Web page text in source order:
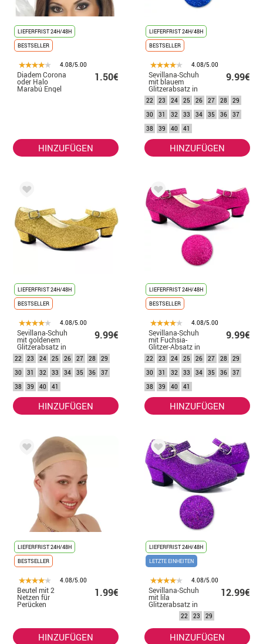
LIEFERFRIST 24H/48H
BESTSELLER
4.08/5.00
Diadem Corona
oder Halo
Marabú Engel
Karneval und
1.50€
HINZUFÜGEN
LIEFERFRIST 24H/48H
BESTSELLER
4.08/5.00
Sevillana-Schuh
mit blauem
Glitzerabsatz in
den Nummern 22
bis 41
9.99€
22 23 24 25 26 27 28
29
30
31 32 33 34 35 36
37
38
39 40 41
HINZUFÜGEN
LIEFERFRIST 24H/48H
BESTSELLER
4.08/5.00
Sevillana-Schuh
mit goldenem
Glitzerabsatz in
den Nummern 22
bis 41
9.99€
22 23 24 25 26 27 28
29
30
31 32 33 34 35 36
37
38
39 40 41
HINZUFÜGEN
LIEFERFRIST 24H/48H
BESTSELLER
4.08/5.00
Sevillana-Schuh
mit Fuchsia-
Glitzer-Absatz in
den Nummern 22
bis 41
9.99€
22 23 24 25 26 27 28
29
30
31 32 33 34 35 36
37
38
39 40 41
HINZUFÜGEN
LIEFERFRIST 24H/48H
BESTSELLER
4.08/5.00
Beutel mit 2
Netzen für
Perücken
1.99€
HINZUFÜGEN
LIEFERFRIST 24H/48H
LETZTE EINHEITEN
4.08/5.00
Sevillana-Schuh
mit lila
Glitzerabsatz in
den Nummern 22
12.99€
22 23 29
HINZUFÜGEN